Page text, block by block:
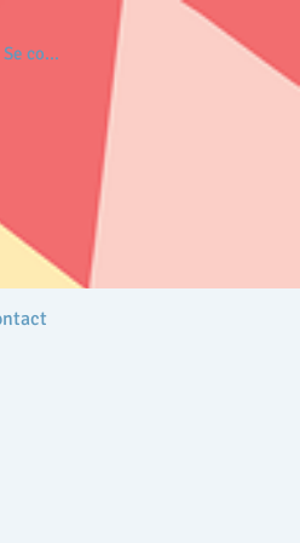
Se connecter